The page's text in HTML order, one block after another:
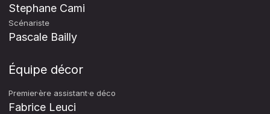
Stephane Cami
Scénariste
Pascale Bailly
Équipe décor
Premier·ère assistant·e déco
Fabrice Leuci